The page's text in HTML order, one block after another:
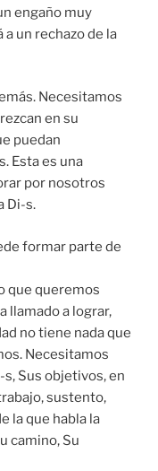
engaño muy
un rechazo de la
Necesitamos
en su
puedan
Esta es una
por nosotros
Di-s.
formar parte de
que queremos
llamado a lograr,
no tiene nada que
Necesitamos
Sus objetivos, en
sustento,
la que habla la
camino, Su